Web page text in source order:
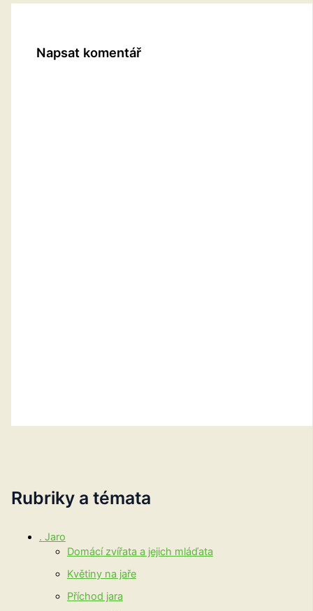
Rubriky a témata
. Jaro
Domácí zvířata a jejich mláďata
Květiny na jaře
Příchod jara
Napsat komentář